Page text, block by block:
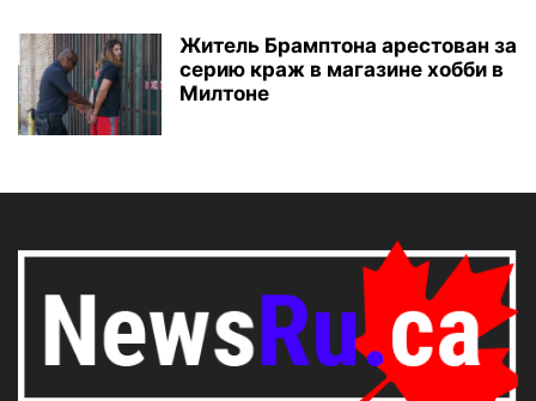
Житель Брамптона арестован за
серию краж в магазине хобби в
Милтоне